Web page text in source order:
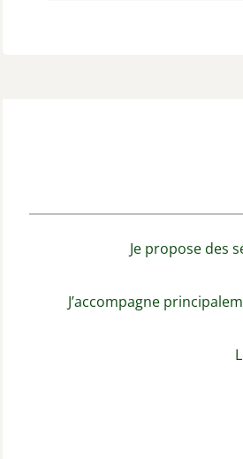
Je propose des
J’accompagne